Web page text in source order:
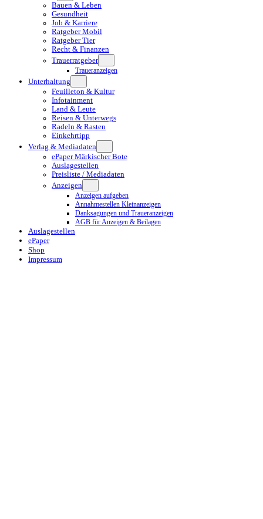
Bauen & Leben
Gesundheit
Job & Karriere
Ratgeber Mobil
Ratgeber Tier
Recht & Finanzen
Trauerratgeber
Traueranzeigen
Unterhaltung
Feuilleton & Kultur
Infotainment
Land & Leute
Reisen & Unterwegs
Radeln & Rasten
Einkehrtipp
Verlag & Mediadaten
ePaper Märkischer Bote
Auslagestellen
Preisliste / Mediadaten
Anzeigen
Anzeigen aufgeben
Annahmestellen Kleinanzeigen
Danksagungen und Traueranzeigen
AGB für Anzeigen & Beilagen
Auslagestellen
ePaper
Shop
Impressum